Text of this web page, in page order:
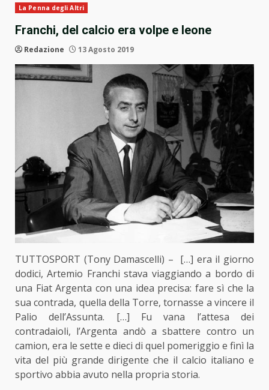
La Penna degli Altri
Franchi, del calcio era volpe e leone
Redazione 13 Agosto 2019
TUTTOSPORT (Tony Damascelli) – […] era il giorno
dodici, Artemio Franchi stava viaggiando a bordo di
una Fiat Argenta con una idea precisa: fare sì che la
sua contrada, quella della Torre, tornasse a vincere il
Palio dell’Assunta. […] Fu vana l’attesa dei
contradaioli, l’Argenta andò a sbattere contro un
camion, era le sette e dieci di quel pomeriggio e finì la
vita del più grande dirigente che il calcio italiano e
sportivo abbia avuto nella propria storia.